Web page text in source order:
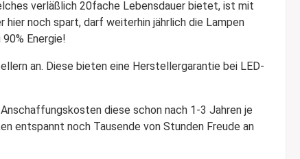
verläßlich 20fache Lebensdauer bietet, ist mit
noch spart, darf weiterhin jährlich die Lampen
Energie!
an. Diese bieten eine Herstellergarantie bei LED-
diese schon nach 1-3 Jahren je
entspannt noch Tausende von Stunden Freude an